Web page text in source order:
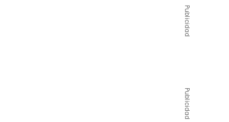
Publicidad
Publicidad